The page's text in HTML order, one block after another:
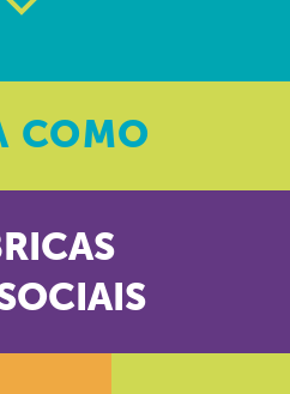
COMO